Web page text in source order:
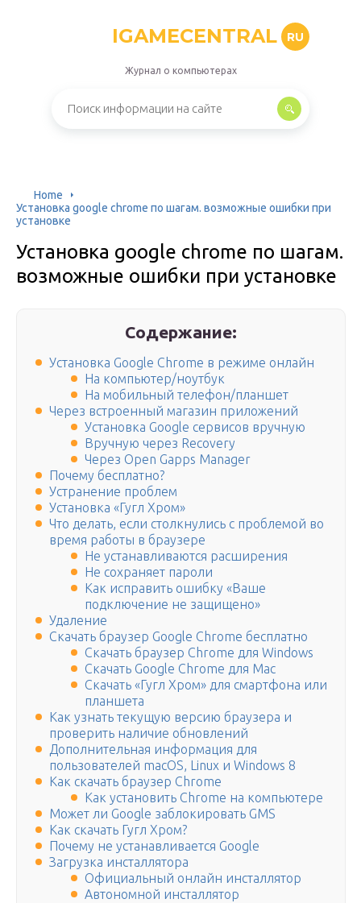
IGAMECENTRAL RU
Журнал о компьютерах
Home
Установка google chrome по шагам. возможные ошибки при
установке
Установка google chrome по шагам.
возможные ошибки при установке
Содержание:
Установка Google Chrome в режиме онлайн
На компьютер/ноутбук
На мобильный телефон/планшет
Через встроенный магазин приложений
Установка Google сервисов вручную
Вручную через Recovery
Через Open Gapps Manager
Почему бесплатно?
Устранение проблем
Установка «Гугл Хром»
Что делать, если столкнулись с проблемой во
время работы в браузере
Не устанавливаются расширения
Не сохраняет пароли
Как исправить ошибку «Ваше
подключение не защищено»
Удаление
Скачать браузер Google Chrome бесплатно
Скачать браузер Chrome для Windows
Скачать Google Chrome для Mac
Скачать «Гугл Хром» для смартфона или
планшета
Как узнать текущую версию браузера и
проверить наличие обновлений
Дополнительная информация для
пользователей macOS, Linux и Windows 8
Как скачать браузер Chrome
Как установить Chrome на компьютере
Может ли Google заблокировать GMS
Как скачать Гугл Хром?
Почему не устанавливается Google
Загрузка инсталлятора
Официальный онлайн инсталлятор
Автономной инсталлятор